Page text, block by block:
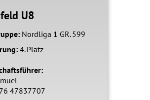
U8
Nordliga 1 GR. 599
4. Platz
47837707